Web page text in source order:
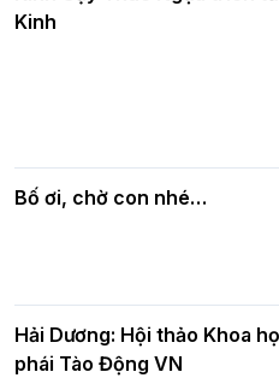
DL.2026
nhân mùa Phật đản PL.2570
Phật giáo
quả
Kinh
Bố ơi, chờ con nhé…
Hải Dương: Hội thảo Khoa
phái Tào Động VN